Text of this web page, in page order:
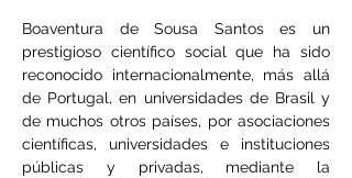
Boaventura de Sousa Santos es un
prestigioso científico social que ha sido
reconocido internacionalmente, más allá
de Portugal, en universidades de Brasil y
de muchos otros países, por asociaciones
científicas, universidades e instituciones
públicas y privadas, mediante la